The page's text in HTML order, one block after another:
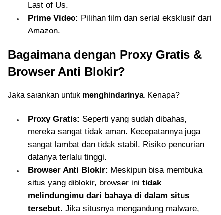
Last of Us.
Prime Video: Pilihan film dan serial eksklusif dari
Amazon.
Bagaimana dengan Proxy Gratis &
Browser Anti Blokir?
Jaka sarankan untuk menghindarinya. Kenapa?
Proxy Gratis: Seperti yang sudah dibahas,
mereka sangat tidak aman. Kecepatannya juga
sangat lambat dan tidak stabil. Risiko pencurian
datanya terlalu tinggi.
Browser Anti Blokir: Meskipun bisa membuka
situs yang diblokir, browser ini tidak
melindungimu dari bahaya di dalam situs
tersebut. Jika situsnya mengandung malware,